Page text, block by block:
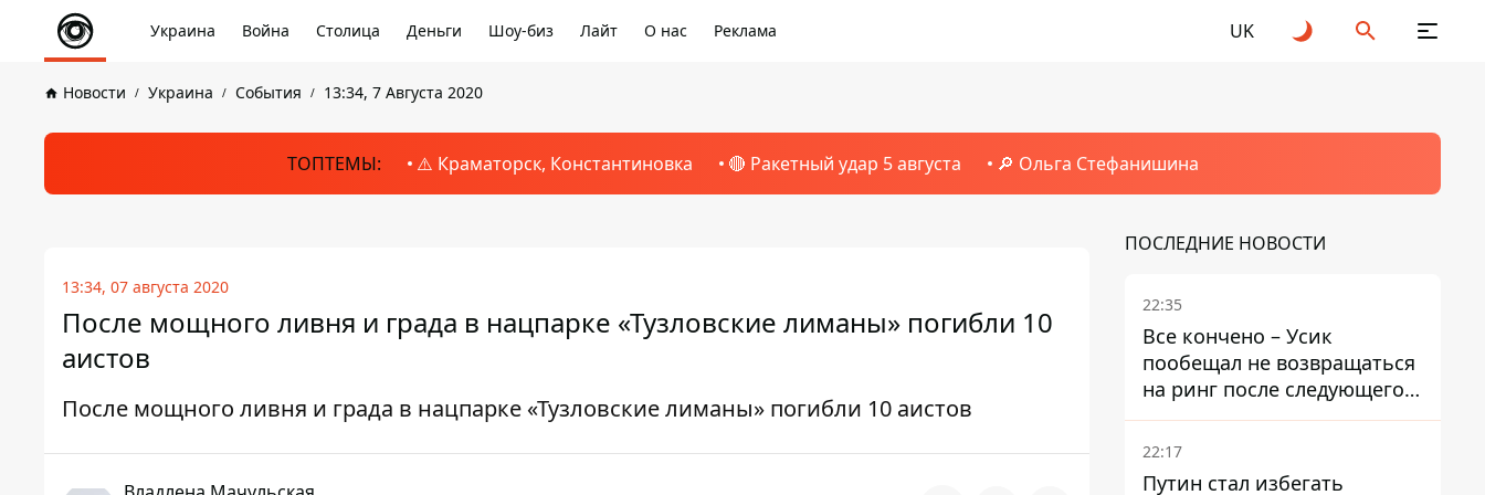
Украина Война Столица Деньги Шоу-биз Лайт О нас Реклама UK
Новости Украина События 13:34, 7 Августа 2020
ТОПТЕМЫ: ⚠️ Краматорск, Константиновка 🔴 Ракетный удар 5 августа 🔎 Ольга Стефанишина
13:34, 07 августа 2020
После мощного ливня и града в нацпарке «Тузловские лиманы» погибли 10
аистов
После мощного ливня и града в нацпарке «Тузловские лиманы» погибли 10 аистов
ПОСЛЕДНИЕ НОВОСТИ
22:35
Все кончено – Усик
пообещал не возвращаться
на ринг после следующего
боя
22:17
Путин стал избегать